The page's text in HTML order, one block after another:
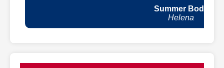
Summer Body
Helena